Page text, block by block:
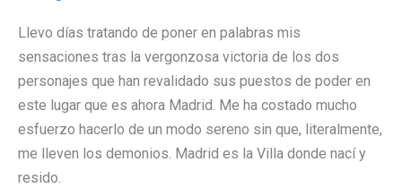
Llevo días tratando de poner en palabras mis
sensaciones tras la vergonzosa victoria de los dos
personajes que han revalidado sus puestos de poder en
este lugar que es ahora Madrid. Me ha costado mucho
esfuerzo hacerlo de un modo sereno sin que, literalmente,
me lleven los demonios. Madrid es la Villa donde nací y
resido.